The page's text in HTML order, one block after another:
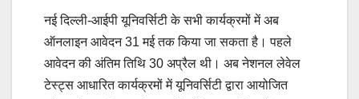
नई दिल्ली-आईपी यूनिवर्सिटी के सभी कार्यक्रमों में अब
ऑनलाइन आवेदन 31 मई तक किया जा सकता है। पहले
आवेदन की अंतिम तिथि 30 अप्रैल थी। अब नेशनल लेवेल
टेस्ट्स आधारित कार्यक्रमों में यूनिवर्सिटी द्वारा आयोजित